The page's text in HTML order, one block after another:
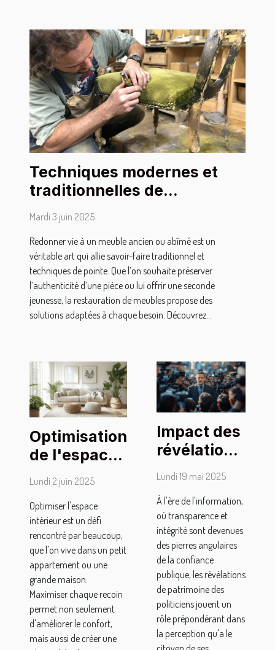
Techniques modernes et
traditionnelles de
restauration de meubles
Mardi 3 juin 2025
Redonner vie à un meuble ancien ou abîmé est un
véritable art qui allie savoir-faire traditionnel et
techniques de pointe. Que l’on souhaite préserver
l’authenticité d’une pièce ou lui offrir une seconde
jeunesse, la restauration de meubles propose des
solutions adaptées à chaque besoin. Découvrez...
Optimisation
de l'espace
intérieur :
techniques
et conseils
Lundi 2 juin 2025
Optimiser l'espace
intérieur est un défi
rencontré par beaucoup,
que l'on vive dans un petit
appartement ou une
grande maison.
Maximiser chaque recoin
permet non seulement
d'améliorer le confort,
mais aussi de créer une
Impact des
révélations
de
sur la
perception
publique
des
politiciens
Lundi 19 mai 2025
À l'ère de l'information,
où transparence et
intégrité sont devenues
des pierres angulaires
de la confiance
publique, les révélations
de patrimoine des
politiciens jouent un
rôle prépondérant dans
la perception qu'a le